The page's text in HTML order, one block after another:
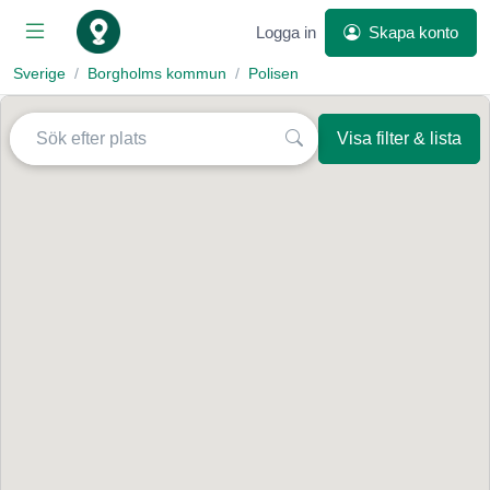
Logga in Skapa konto
Sverige Borgholms kommun Polisen
Visa filter & lista